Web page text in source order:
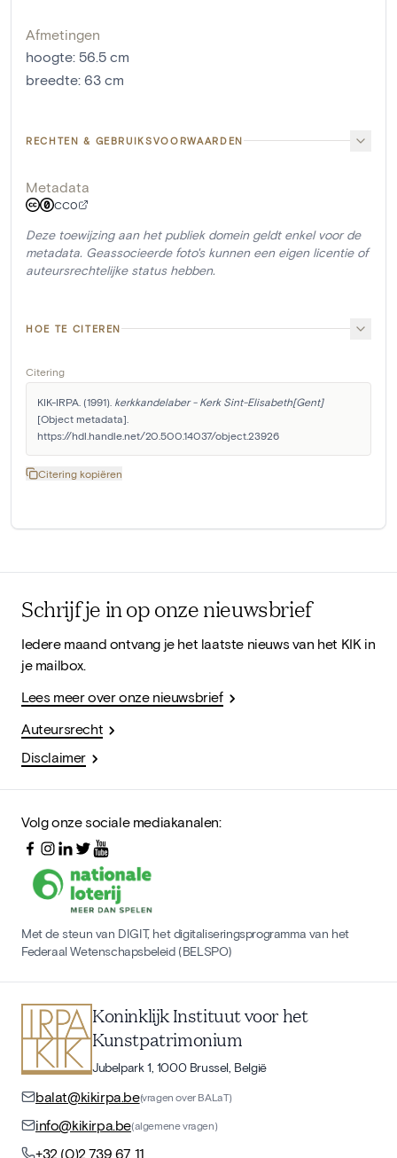
Afmetingen
hoogte: 56.5 cm
breedte: 63 cm
RECHTEN & GEBRUIKSVOORWAARDEN
Metadata
CC0
Deze toewijzing aan het publiek domein geldt enkel voor de
metadata. Geassocieerde foto's kunnen een eigen licentie of
auteursrechtelijke status hebben.
HOE TE CITEREN
Citering
KIK-IRPA. (1991). kerkkandelaber - Kerk Sint-Elisabeth[Gent]
[Object metadata].
https://hdl.handle.net/20.500.14037/object.23926
Citering kopiëren
Schrijf je in op onze nieuwsbrief
Iedere maand ontvang je het laatste nieuws van het KIK in
je mailbox.
Lees meer over onze nieuwsbrief
Auteursrecht
Disclaimer
Volg onze sociale mediakanalen:
Met de steun van DIGIT, het digitaliseringsprogramma van het
Federaal Wetenschapsbeleid (BELSPO)
Koninklijk Instituut voor het
Kunstpatrimonium
Jubelpark 1, 1000 Brussel, België
balat@kikirpa.be(vragen over BALaT)
info@kikirpa.be(algemene vragen)
+32 (0)2 739 67 11